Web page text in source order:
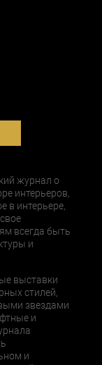
журнал о
интерьеров,
в интерьере,
всегда быть
и
выставки
стилей,
звездами
и
и